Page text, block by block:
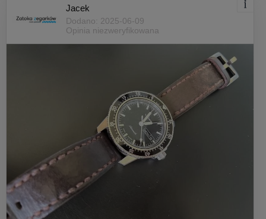
Jacek
Dodano: 2025-06-09
Opinia niezweryfikowana